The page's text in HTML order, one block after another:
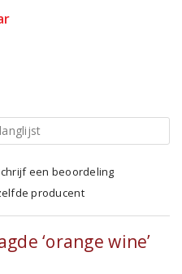
een beoordeling
producent
‘orange wine’